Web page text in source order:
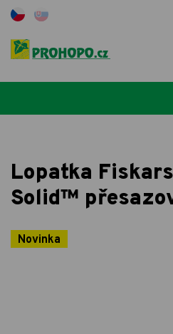
Lopatka Fiskars
Solid™
Novinka